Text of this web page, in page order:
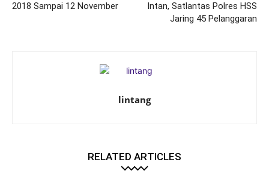
2018 Sampai 12 November
Intan, Satlantas Polres HSS
Jaring 45 Pelanggaran
lintang
RELATED ARTICLES